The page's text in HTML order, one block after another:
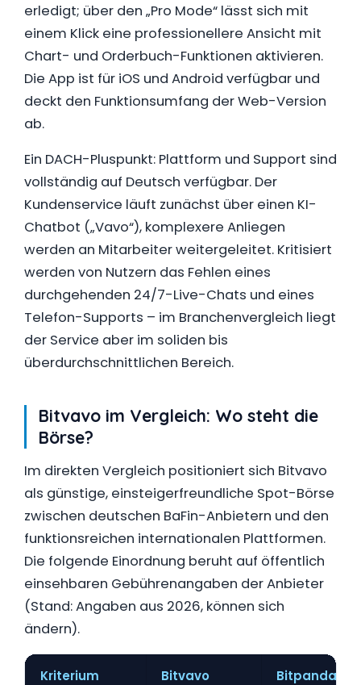
erledigt; über den „Pro Mode“ lässt sich mit
einem Klick eine professionellere Ansicht mit
Chart- und Orderbuch-Funktionen aktivieren.
Die App ist für iOS und Android verfügbar und
deckt den Funktionsumfang der Web-Version
ab.
Ein DACH-Pluspunkt: Plattform und Support sind
vollständig auf Deutsch verfügbar. Der
Kundenservice läuft zunächst über einen KI-
Chatbot („Vavo“), komplexere Anliegen
werden an Mitarbeiter weitergeleitet. Kritisiert
werden von Nutzern das Fehlen eines
durchgehenden 24/7-Live-Chats und eines
Telefon-Supports – im Branchenvergleich liegt
der Service aber im soliden bis
überdurchschnittlichen Bereich.
Bitvavo im Vergleich: Wo steht die
Börse?
Im direkten Vergleich positioniert sich Bitvavo
als günstige, einsteigerfreundliche Spot-Börse
zwischen deutschen BaFin-Anbietern und den
funktionsreichen internationalen Plattformen.
Die folgende Einordnung beruht auf öffentlich
einsehbaren Gebührenangaben der Anbieter
(Stand: Angaben aus 2026, können sich
ändern).
Kriterium Bitvavo Bitpanda